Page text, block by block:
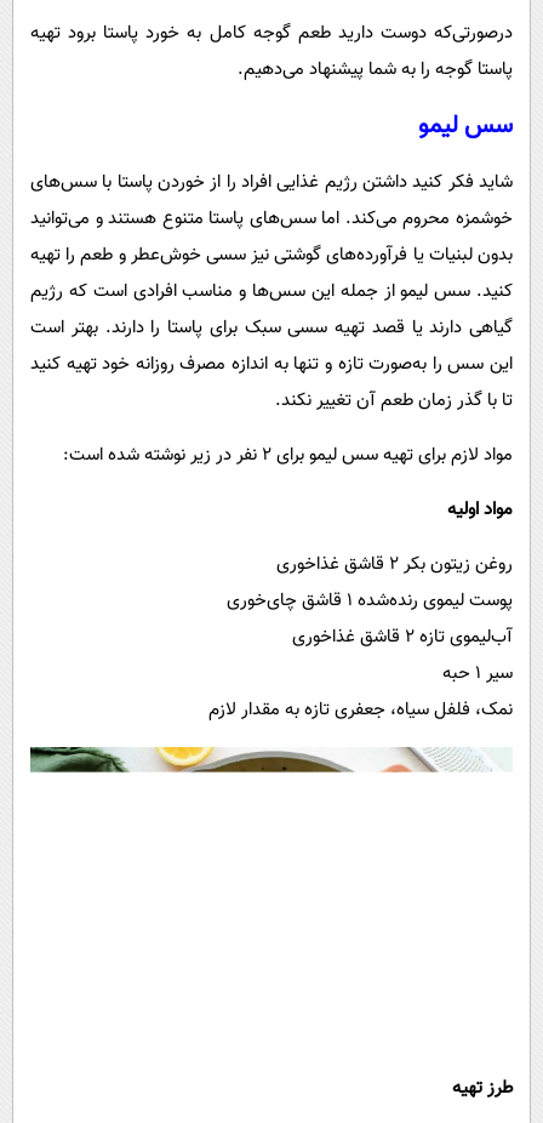
درصورتی‌که دوست دارید طعم گوجه کامل به خورد پاستا برود تهیه
پاستا گوجه را به شما پیشنهاد می‌دهیم.
سس لیمو
شاید فکر کنید داشتن رژیم غذایی افراد را از خوردن پاستا با سس‌های
خوشمزه محروم می‌کند. اما سس‌های پاستا متنوع هستند و می‌توانید
بدون لبنیات یا فرآورده‌های گوشتی نیز سسی خوش‌عطر و طعم را تهیه
کنید. سس لیمو از جمله این سس‌ها و مناسب افرادی است که رژیم
گیاهی دارند یا قصد تهیه سسی سبک برای پاستا را دارند. بهتر است
این سس را به‌صورت تازه و تنها به اندازه مصرف روزانه خود تهیه کنید
تا با گذر زمان طعم آن تغییر نکند.
مواد لازم برای تهیه سس لیمو برای ۲ نفر در زیر نوشته شده است:
مواد اولیه
روغن زیتون بکر ۲ قاشق غذاخوری
پوست لیموی رنده‌شده ۱ قاشق چای‌خوری
آب‌لیموی تازه ۲ قاشق غذاخوری
سیر ۱ حبه
نمک، فلفل سیاه، جعفری تازه به مقدار لازم
طرز تهیه